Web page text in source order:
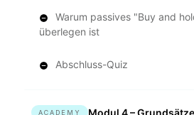
Warum passives "Buy and
überlegen ist
Abschluss-Quiz
ACADEMY
Modul 4 –